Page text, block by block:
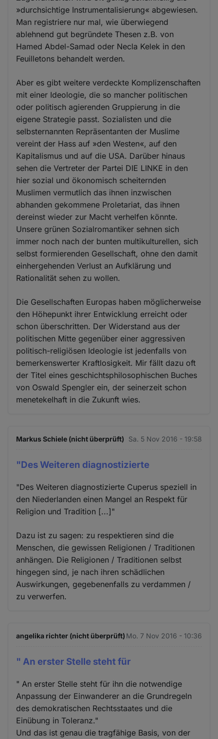
»durchsichtige Instrumentalisierung« abgewiesen.
Man registriere nur mal, wie überwiegend
ablehnend gut begründete Thesen z.B. von
Hamed Abdel-Samad oder Necla Kelek in den
Feuilletons behandelt werden.
Aber es gibt weitere verdeckte Komplizenschaften
mit einer Ideologie, die so mancher politischen
oder politisch agierenden Gruppierung in die
eigene Strategie passt. Sozialisten und die
selbsternannten Repräsentanten der Muslime
vereint der Hass auf »den Westen«, auf den
Kapitalismus und auf die USA. Darüber hinaus
sehen die Vertreter der Partei DIE LINKE in den
hier sozial und ökonomisch scheiternden
Muslimen vermutlich das ihnen inzwischen
abhanden gekommene Proletariat, das ihnen
dereinst wieder zur Macht verhelfen könnte.
Unsere grünen Sozialromantiker sehnen sich
immer noch nach der bunten multikulturellen, sich
selbst formierenden Gesellschaft, ohne den damit
einhergehenden Verlust an Aufklärung und
Rationalität sehen zu wollen.
Die Gesellschaften Europas haben möglicherweise
den Höhepunkt ihrer Entwicklung erreicht oder
schon überschritten. Der Widerstand aus der
politischen Mitte gegenüber einer aggressiven
politisch-religiösen Ideologie ist jedenfalls von
bemerkenswerter Kraftlosigkeit. Mir fällt dazu oft
der Titel eines geschichtsphilosophischen Buches
von Oswald Spengler ein, der seinerzeit schon
menetekelhaft in die Zukunft wies.
Markus Schiele (nicht überprüft) Sa. 5 Nov 2016 - 19:58
"Des Weiteren diagnostizierte
"Des Weiteren diagnostizierte Cuperus speziell in
den Niederlanden einen Mangel an Respekt für
Religion und Tradition [...]"
Dazu ist zu sagen: zu respektieren sind die
Menschen, die gewissen Religionen / Traditionen
anhängen. Die Religionen / Traditionen selbst
hingegen sind, je nach ihren schädlichen
Auswirkungen, gegebenenfalls zu verdammen /
zu verwerfen.
angelika richter (nicht überprüft) Mo. 7 Nov 2016 - 10:36
" An erster Stelle steht für
" An erster Stelle steht für ihn die notwendige
Anpassung der Einwanderer an die Grundregeln
des demokratischen Rechtsstaates und die
Einübung in Toleranz."
Und das ist genau die tragfähige Basis, von der